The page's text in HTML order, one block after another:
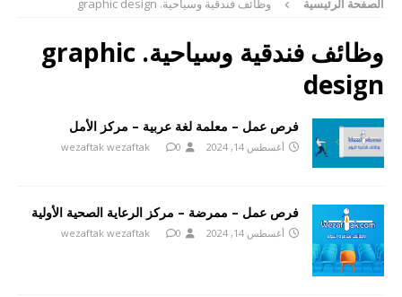
الصفحة الرئيسية وظائف فندقية وسياحية. graphic design
وظائف فندقية وسياحية. graphic
design
فرص عمل – معلمة لغة عربية – مركز الأمل
أغسطس 14, 2024 wezaftak wezaftak 0
فرص عمل – ممرضة – مركز الرعاية الصحية الأولية
أغسطس 14, 2024 wezaftak wezaftak 0